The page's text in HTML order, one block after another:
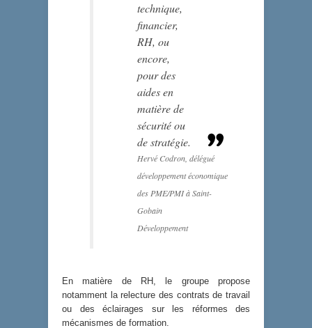
technique,
financier,
RH, ou
encore,
pour des
aides en
matière de
sécurité ou
de stratégie.
Hervé Codron, délégué
développement économique
des PME/PMI à Saint-
Gobain
Développement
En matière de RH, le groupe propose
notamment la relecture des contrats de travail
ou des éclairages sur les réformes des
mécanismes de formation.